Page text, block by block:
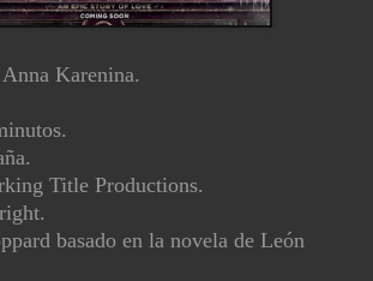
Karenina.
Title Productions.
basado en la novela de León